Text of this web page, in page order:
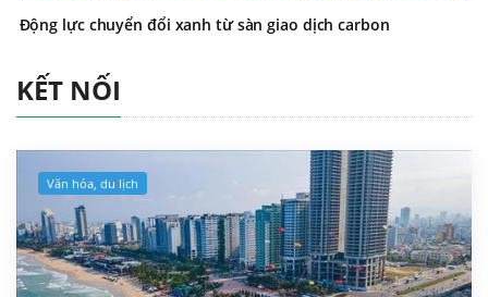
Động lực chuyển đổi xanh từ sàn giao dịch carbon
KẾT NỐI
Văn hóa, du lịch